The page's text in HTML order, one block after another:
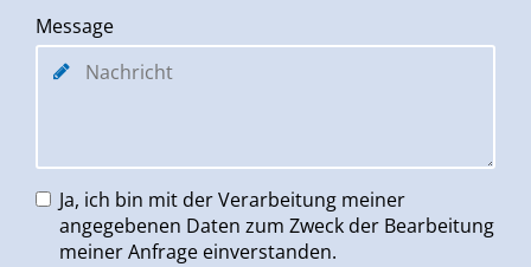
Message
Ja, ich bin mit der Verarbeitung meiner
angegebenen Daten zum Zweck der Bearbeitung
meiner Anfrage einverstanden.